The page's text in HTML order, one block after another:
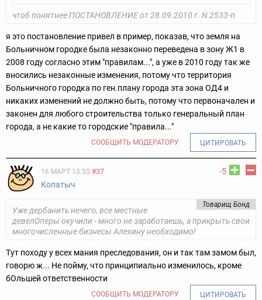
чтоб понятнее ПОСТАНОВЛЕНИЕ от 28.09.2010 г. N 2533-п
я это постановление привел в пример, показав, что земля на
Больничном городке была незаконно переведена в зону Ж1 в
2008 году согласно этим "правилам...", а уже в 2010 году так же
вносились незаконные изменения, потому что территория
Больничного городка по ген.плану города эта зона ОД4 и
никаких изменений не должно быть, потому что первоначален и
законен для любого строительства только генеральный план
города, а не какие то городские "правила..."
СООБЩИТЬ МОДЕРАТОРУ ЦИТИРОВАТЬ
-5
16 МАРТ 13:50 #37
Копатыч
Товарищ Бонд
Уже дербанить нечего, все местные
девелОперы окучили - много не заработаешь, а прикрыть свои
многочисленные бизнесы Алехину необходимо!
Тут походу у всех мания преследования, он и так там замом был,
говорю ж... Не пойму, что принципиально изменилось, кроме
бОльшей ответственности
СООБЩИТЬ МОДЕРАТОРУ ЦИТИРОВАТЬ